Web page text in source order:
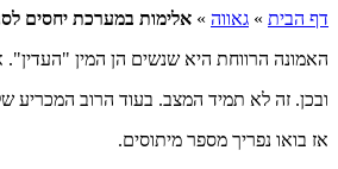
דף הבית » גאווה » אלימות במערכת יחסים
האמונה הרווחת היא שנשים הן המין
ובכן. זה לא תמיד המצב. בעוד הרוב המכריע
אז בואו נפריך מספר מיתוסים.